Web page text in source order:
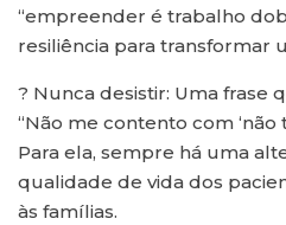
“empreender é trabalho
resiliência para transformar
? Nunca desistir: Uma frase
“Não me contento com ‘não
Para ela, sempre há uma
qualidade de vida dos
às famílias.